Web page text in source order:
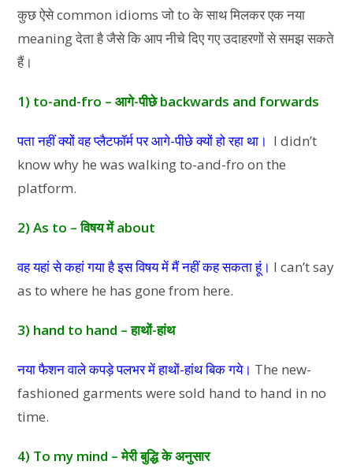
कुछ ऐसे common idioms जो to के साथ मिलकर एक नया
meaning देता है जैसे कि आप नीचे दिए गए उदाहरणों से समझ सकते
हैं।
1) to-and-fro – आगे-पीछे backwards and forwards
पता नहीं क्यों वह प्लैटफॉर्म पर आगे-पीछे क्यों हो रहा था। I didn’t
know why he was walking to-and-fro on the
platform.
2) As to – विषय में about
वह यहां से कहां गया है इस विषय में मैं नहीं कह सकता हूं। I can’t say
as to where he has gone from here.
3) hand to hand – हाथों-हांथ
नया फैशन वाले कपड़े पलभर में हाथों-हांथ बिक गये। The new-
fashioned garments were sold hand to hand in no
time.
4) To my mind – मेरी बुद्धि के अनुसार